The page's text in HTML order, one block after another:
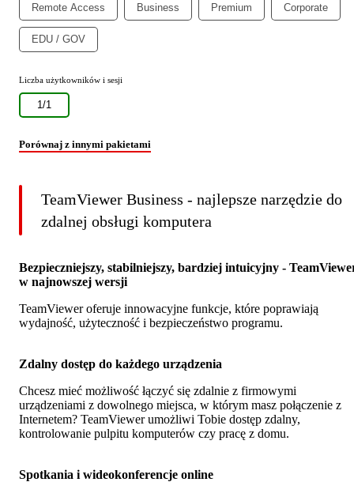
Remote Access Business Premium Corporate
EDU / GOV
Liczba użytkowników i sesji
1/1
Porównaj z innymi pakietami
TeamViewer Business - najlepsze narzędzie do
zdalnej obsługi komputera
Bezpieczniejszy, stabilniejszy, bardziej intuicyjny -
w najnowszej wersji
TeamViewer oferuje innowacyjne funkcje, które poprawiają
wydajność, użyteczność i bezpieczeństwo programu.
Zdalny dostęp do każdego urządzenia
Chcesz mieć możliwość łączyć się zdalnie z firmowymi
urządzeniami z dowolnego miejsca, w którym masz połączenie z
Internetem? TeamViewer umożliwi Tobie dostęp zdalny,
kontrolowanie pulpitu komputerów czy pracę z domu.
Spotkania i wideokonferencje online